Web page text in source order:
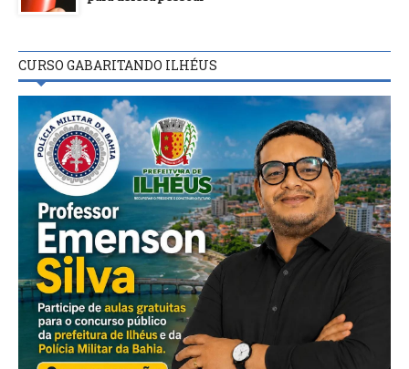
CURSO GABARITANDO ILHÉUS